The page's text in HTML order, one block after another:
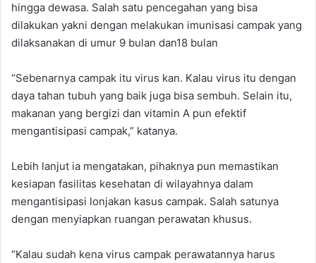
hingga dewasa. Salah satu pencegahan yang bisa
dilakukan yakni dengan melakukan imunisasi campak yang
dilaksanakan di umur 9 bulan dan18 bulan
“Sebenarnya campak itu virus kan. Kalau virus itu dengan
daya tahan tubuh yang baik juga bisa sembuh. Selain itu,
makanan yang bergizi dan vitamin A pun efektif
mengantisipasi campak,” katanya.
Lebih lanjut ia mengatakan, pihaknya pun memastikan
kesiapan fasilitas kesehatan di wilayahnya dalam
mengantisipasi lonjakan kasus campak. Salah satunya
dengan menyiapkan ruangan perawatan khusus.
“Kalau sudah kena virus campak perawatannya harus